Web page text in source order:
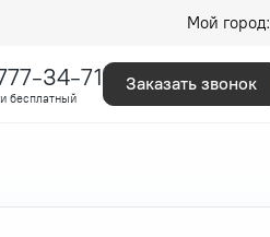
Мой город:
34-71
бесплатный
Заказать звонок